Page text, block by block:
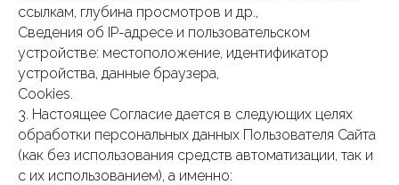
ссылкам, глубина просмотров и др.,
Сведения об IP-адресе и пользовательском
устройстве: местоположение, идентификатор
устройства, данные браузера,
Cookies.
3. Настоящее Согласие дается в следующих целях
обработки персональных данных Пользователя Сайта
(как без использования средств автоматизации, так и
с их использованием), а именно: